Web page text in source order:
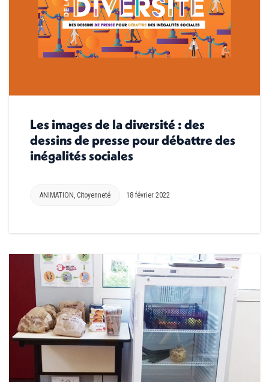
Les images de la diversité : des
dessins de presse pour débattre des
inégalités sociales
ANIMATION , Citoyenneté 18 février 2022